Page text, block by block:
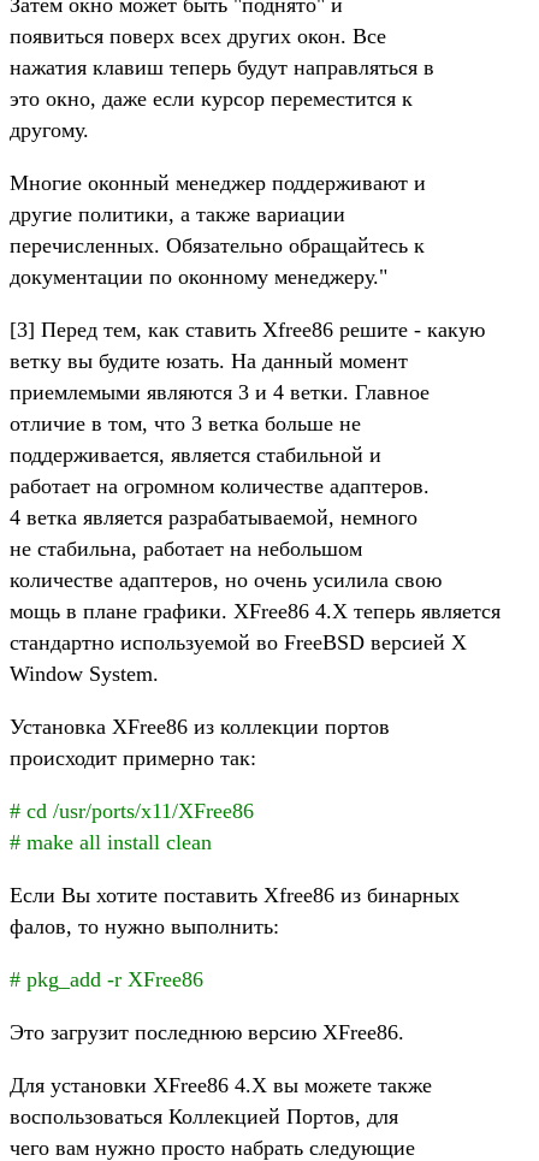
появиться поверх всех других окон. Все
нажатия клавиш теперь будут направляться в
это окно, даже если курсор переместится к
другому.
Многие оконный менеджер поддерживают и
другие политики, а также вариации
перечисленных. Обязательно обращайтесь к
документации по оконному менеджеру."
[3] Перед тем, как ставить Xfree86 решите - какую
ветку вы будите юзать. На данный момент
приемлемыми являются 3 и 4 ветки. Главное
отличие в том, что 3 ветка больше не
поддерживается, является стабильной и
работает на огромном количестве адаптеров.
4 ветка является разрабатываемой, немного
не стабильна, работает на небольшом
количестве адаптеров, но очень усилила свою
мощь в плане графики. XFree86 4.X теперь является
стандартно используемой во FreeBSD версией X
Window System.
Установка XFree86 из коллекции портов
происходит примерно так:
# cd /usr/ports/x11/XFree86
# make all install clean
Если Вы хотите поставить Xfree86 из бинарных
фалов, то нужно выполнить:
# pkg_add -r XFree86
Это загрузит последнюю версию XFree86.
Для установки XFree86 4.X вы можете также
воспользоваться Коллекцией Портов, для
чего вам нужно просто набрать следующие